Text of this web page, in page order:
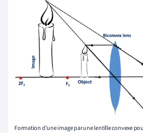
Formation d'une image par une lentille convexe